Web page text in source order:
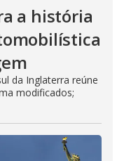
a história
da Inglaterra reúne
modificados;